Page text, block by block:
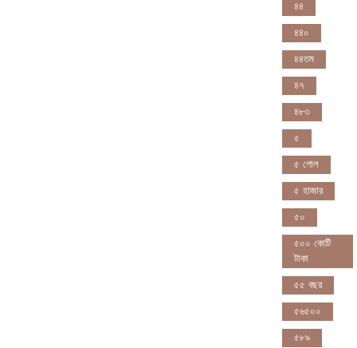
৪৪
৪৪০
৪৪তম
৪৭
৪৮৩
৫
৫ গোল
৫ হাজার
৫০
৫০০ কোটি
টাকা
৫৫ বছর
৫৬৫০০
৫৮৯